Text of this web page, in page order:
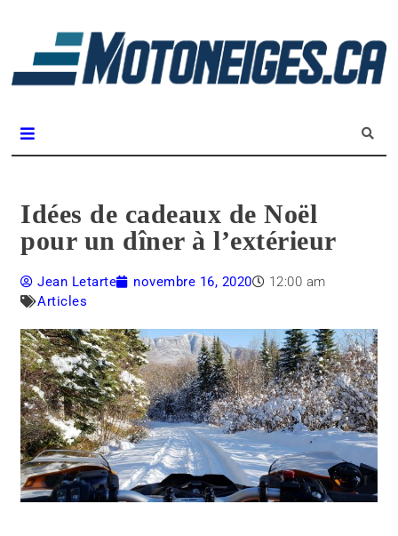
Idées de cadeaux de Noël
pour un dîner à l’extérieur
Jean Letarte novembre 16, 2020
12:00 am
Articles